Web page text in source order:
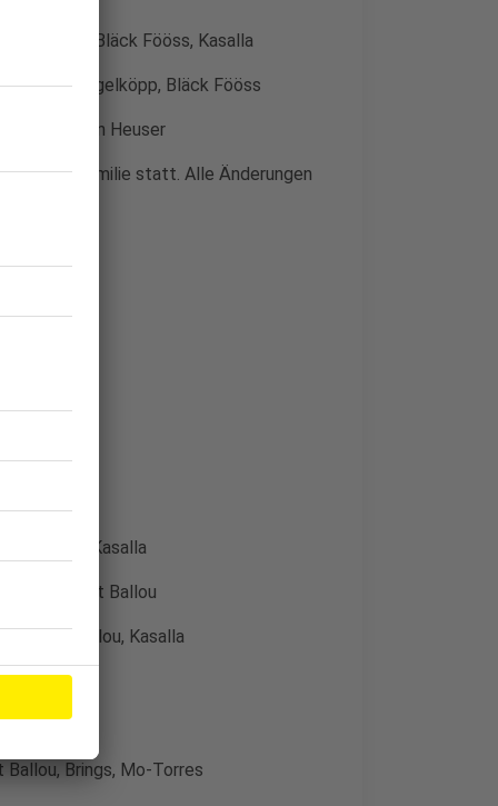
Brings, Bläck Fööss, Kasalla
Miljö, Klüngelköpp, Bläck Fööss
Miljö, Björn Heuser
Familie statt. Alle Änderungen
Brings, Kasalla
Kasalla, Cat Ballou
Cat Ballou, Kasalla
Ballou, Brings, Mo-Torres